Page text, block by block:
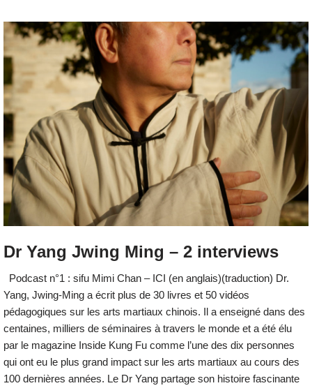
Dr Yang Jwing Ming – 2 interviews
Podcast n°1 : sifu Mimi Chan – ICI (en anglais)(traduction) Dr.
Yang, Jwing-Ming a écrit plus de 30 livres et 50 vidéos
pédagogiques sur les arts martiaux chinois. Il a enseigné dans des
centaines, milliers de séminaires à travers le monde et a été élu
par le magazine Inside Kung Fu comme l’une des dix personnes
qui ont eu le plus grand impact sur les arts martiaux au cours des
100 dernières années. Le Dr Yang partage son histoire fascinante